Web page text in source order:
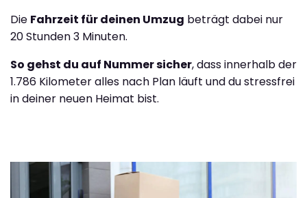
Die Fahrzeit für deinen Umzug beträgt dabei nur
20 Stunden 3 Minuten.
So gehst du auf Nummer sicher, dass innerhalb der
1.786 Kilometer alles nach Plan läuft und du stressfrei
in deiner neuen Heimat bist.